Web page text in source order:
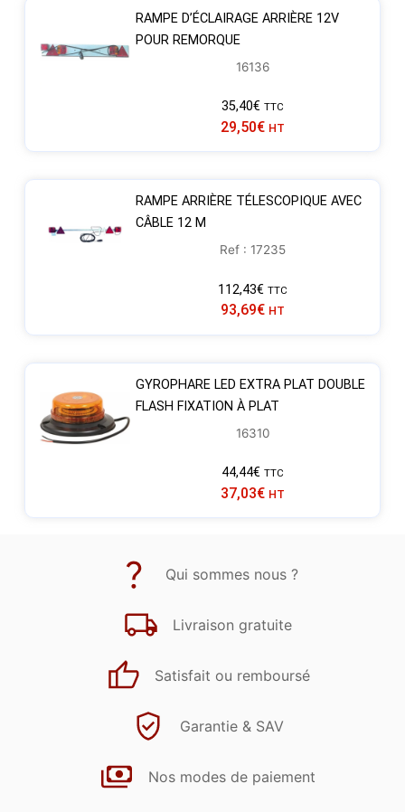
RAMPE D’ÉCLAIRAGE ARRIÈRE 12V
POUR REMORQUE
16136
35,40€ TTC
29,50€ HT
RAMPE ARRIÈRE TÉLESCOPIQUE AVEC
CÂBLE 12 M
Ref : 17235
112,43€ TTC
93,69€ HT
GYROPHARE LED EXTRA PLAT DOUBLE
FLASH FIXATION À PLAT
16310
44,44€ TTC
37,03€ HT
Qui sommes nous ?
Livraison gratuite
Satisfait ou remboursé
Garantie & SAV
Nos modes de paiement